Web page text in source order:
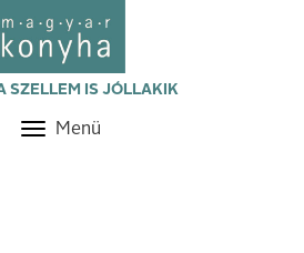
SZELLEM IS JÓLLAKIK
Toggle
Menü